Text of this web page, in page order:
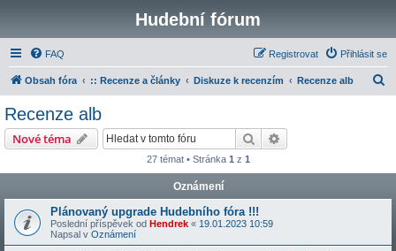
Hudební fórum
FAQ Přihlásit se
Registrovat
Obsah fóra :: Recenze a články Diskuze k recenzím Recenze alb
Recenze alb
Nové téma Hledat
27 témat • Stránka 1 z 1
Oznámení
Plánovaný upgrade Hudebního fóra !!!
Poslední příspěvek od Hendrek « 19.01.2023 10:59
Napsal v Oznámení